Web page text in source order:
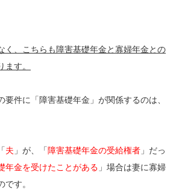
く、こちらも障害基礎年金と寡婦年金との
す。
要件に「障害基礎年金」が関係するのは、
夫 」が、「障害基礎年金の受給権者 」だっ
年金を受けたことがある 」場合は妻に寡婦
す。